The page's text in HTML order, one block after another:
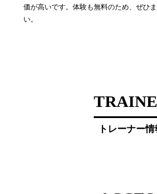
価が高いです。体験も無料のため、ぜひ
い。
トレーナー情